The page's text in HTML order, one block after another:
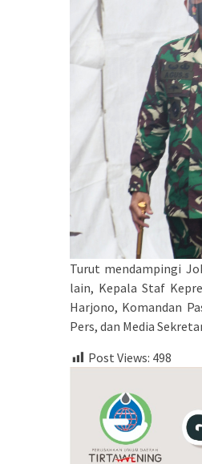
Turut mendampingi
lain, Kepala Staf
Harjono, Komandan
Pers, dan Media
Post Views: 498